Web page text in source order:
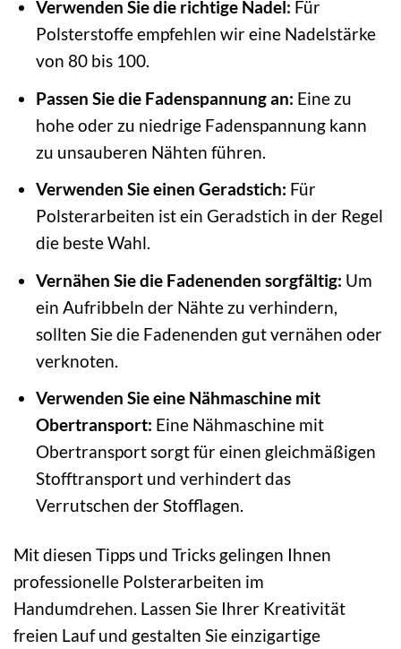
Verwenden Sie die richtige Nadel: Für
Polsterstoffe empfehlen wir eine Nadelstärke
von 80 bis 100.
Passen Sie die Fadenspannung an: Eine zu
hohe oder zu niedrige Fadenspannung kann
zu unsauberen Nähten führen.
Verwenden Sie einen Geradstich: Für
Polsterarbeiten ist ein Geradstich in der Regel
die beste Wahl.
Vernähen Sie die Fadenenden sorgfältig: Um
ein Aufribbeln der Nähte zu verhindern,
sollten Sie die Fadenenden gut vernähen oder
verknoten.
Verwenden Sie eine Nähmaschine mit
Obertransport: Eine Nähmaschine mit
Obertransport sorgt für einen gleichmäßigen
Stofftransport und verhindert das
Verrutschen der Stofflagen.
Mit diesen Tipps und Tricks gelingen Ihnen
professionelle Polsterarbeiten im
Handumdrehen. Lassen Sie Ihrer Kreativität
freien Lauf und gestalten Sie einzigartige